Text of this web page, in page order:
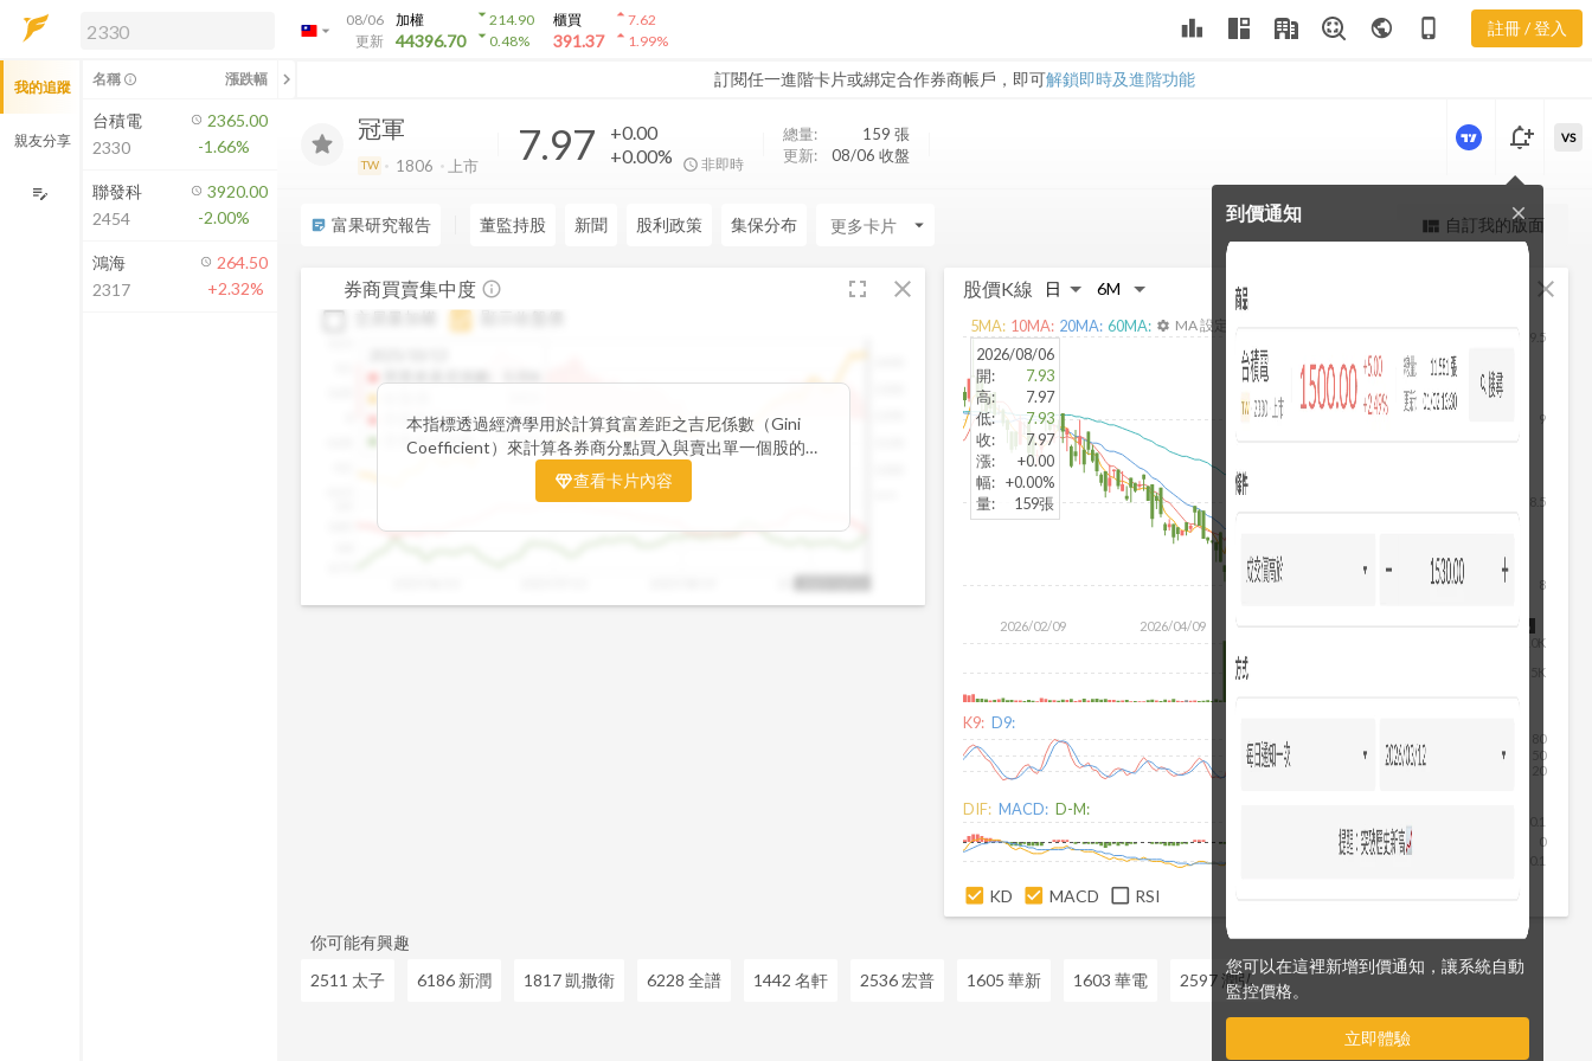
arrow_drop_down
08/06
更新
加權
44396.70
arrow_drop_down214.90
arrow_drop_down0.48%
櫃買
391.37
arrow_drop_up7.62
arrow_drop_up1.99% leaderboard public phone_iphone 註冊 / 登入
訂閱任一進階卡片或綁定合作券商帳戶，即可解鎖即時及進階功能
解鎖即時行情及進階功能
方案」，即可解鎖以下功能：
即時行情
即時市況與排行
成交金額熱力圖
前往方案訂閱
如何綁定合作券商
1806 券商買賣集中
冠軍
TW 1806 上市 7.97
+0.00
+0.00%
非即時
總量: 159 張
更新:
08/06 收盤
更強大的進階價量圖表
notification_add
到價通知
您可以在這裡新增到價通知，讓系統自動
監控價格。
立即體驗
close
VS
sticky_note_2 富果研究報告 董監持股 新聞 股利政策 集保分布 arrow_drop_down view_quilt 自訂我的版面
券商買賣集中度 fullscreen close
info_outline
買量基尼係數:
0.838
賣量基尼係數
0.832
本指標透過經濟學用於計算貧富差距之吉尼係數（Gini
Coefficient）來計算各券商分點買入與賣出單一個股的
集中程度。可做為籌碼面分析的一個重要參考。
查看卡片內容
股價K線 close
2026/02/09 2026/04/09
8
8.5
9
9.5
2026/08/06
5K
10K
2026/08/06
開:
7.93
高:
7.97
低:
7.93
收:
7.97
漲:
+0.00
幅: +0.00%
量: 159張
5MA: 10MA: 20MA: 60MA: settings MA 設定
K9: D9:
20
50
80
DIF: MACD: D-M:
-0.1
0
0.1
KD MACD RSI
你可能有興趣
2511 太子
6186 新潤 1817 凱撒衛 6228 全譜 1442 名軒 2536 宏普 1605 華新 1603 華電 2597 潤弘
我的追蹤
親友分享
edit_note
名稱 info_outline 漲跌幅 chevron_left
台積電
2330
2365.00
-1.66%
聯發科
2454
3920.00
-2.00%
鴻海
2317
264.50
+2.32%